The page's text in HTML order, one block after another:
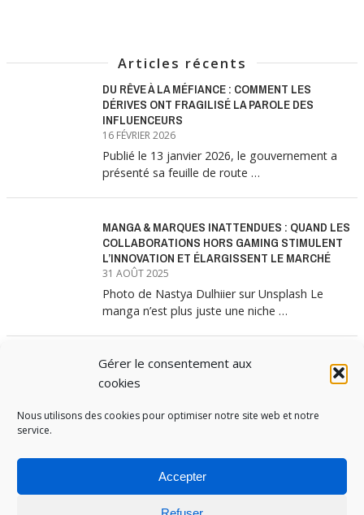
Gérer le consentement aux
cookies
Nous utilisons des cookies pour optimiser notre site web et notre
service.
Accepter
Articles récents
DU RÊVE À LA MÉFIANCE : COMMENT LES
DÉRIVES ONT FRAGILISÉ LA PAROLE DES
INFLUENCEURS
16 FÉVRIER 2026
Publié le 13 janvier 2026, le gouvernement a
présenté sa feuille de route …
MANGA & MARQUES INATTENDUES : QUAND LES
COLLABORATIONS HORS GAMING STIMULENT
L’INNOVATION ET ÉLARGISSENT LE MARCHÉ
31 AOÛT 2025
Photo de Nastya Dulhiier sur Unsplash Le
manga n’est plus juste une niche …
MANGA & MARQUES : ANATOMIE D’UNE
ALLIANCE MARKETING GAGNANTE
Les interminables files d’attente devant les